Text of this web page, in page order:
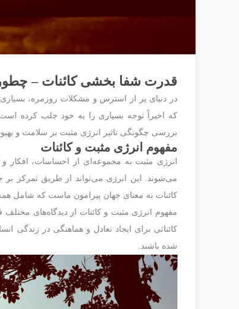
قدرت شفا بخشی کائنات – چطور
در دنیای پر از استرس و مشکلات روزمره،
که اخیراً توجه بسیاری را به خود جلب کرده
بررسی چگونگی تاثیر انرژی مثبت بر سلامت و
مفهوم انرژی مثبت و کائنات
انرژی مثبت به مجموعه‌ای از احساسات، افکار
می‌شوند. این انرژی می‌تواند از طریق تمرکز بر
کائنات به معنای جهان پیرامون ماست که شامل
مفهوم انرژی مثبت و کائنات از دیدگاه‌های
کائناتی برای ایجاد تعادل و هماهنگی در زندگی
شده باشند.